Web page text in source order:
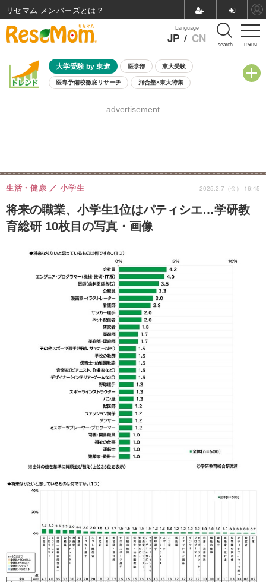
menu
Language
JP / CN search
大学受験 by 東進 医学部 東大受験
医専予備校徹底リサーチ 河合塾×東大特集
8月開催学校説明会・相談会
advertisement
将来の職業、小学生1位はパティシエ…学研教
育総研 10枚目の写真・画像
生活・健康 小学生 2025.2.7（金） 16:45
リセマム メンバーズ